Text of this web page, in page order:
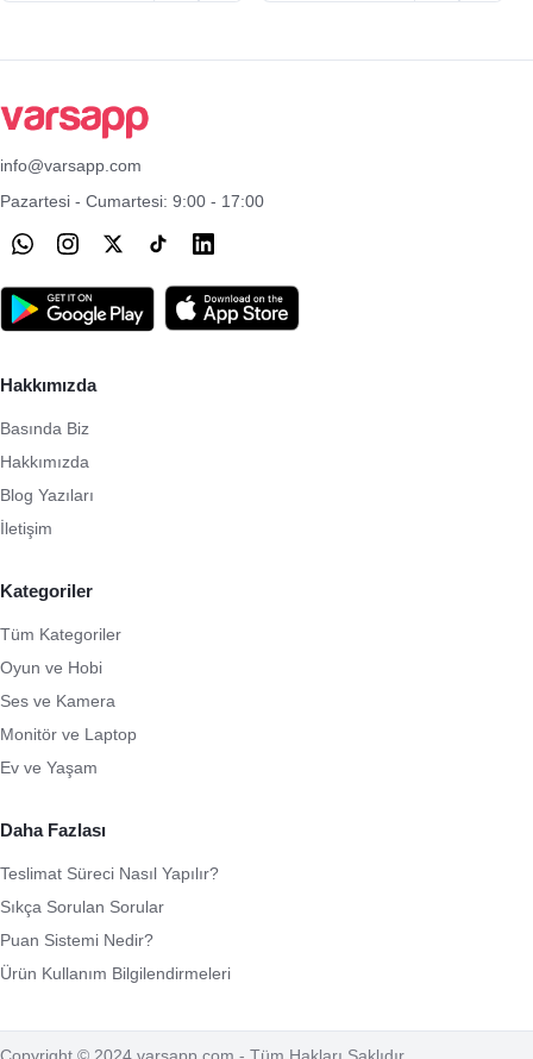
info@varsapp.com
Pazartesi - Cumartesi: 9:00 - 17:00
Hakkımızda
Basında Biz
Hakkımızda
Blog Yazıları
İletişim
Kategoriler
Tüm Kategoriler
Oyun ve Hobi
Ses ve Kamera
Monitör ve Laptop
Ev ve Yaşam
Daha Fazlası
Teslimat Süreci Nasıl Yapılır?
Sıkça Sorulan Sorular
Puan Sistemi Nedir?
Ürün Kullanım Bilgilendirmeleri